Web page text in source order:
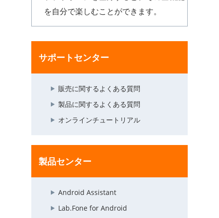
を自分で楽しむことができます。
サポートセンター
販売に関するよくある質問
製品に関するよくある質問
オンラインチュートリアル
製品センター
Android Assistant
Lab.Fone for Android